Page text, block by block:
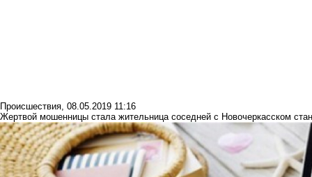
Происшествия, 08.05.2019 11:16
Жертвой мошенницы стала жительница соседней с Новочеркасском